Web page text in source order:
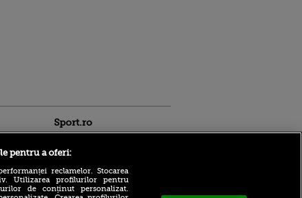
Sport.ro
pentru a oferi:
reclamelor. Stocarea
Utilizarea profilurilor pentru
de conținut personalizat.